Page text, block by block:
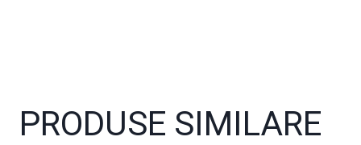
PRODUSE SIMILARE